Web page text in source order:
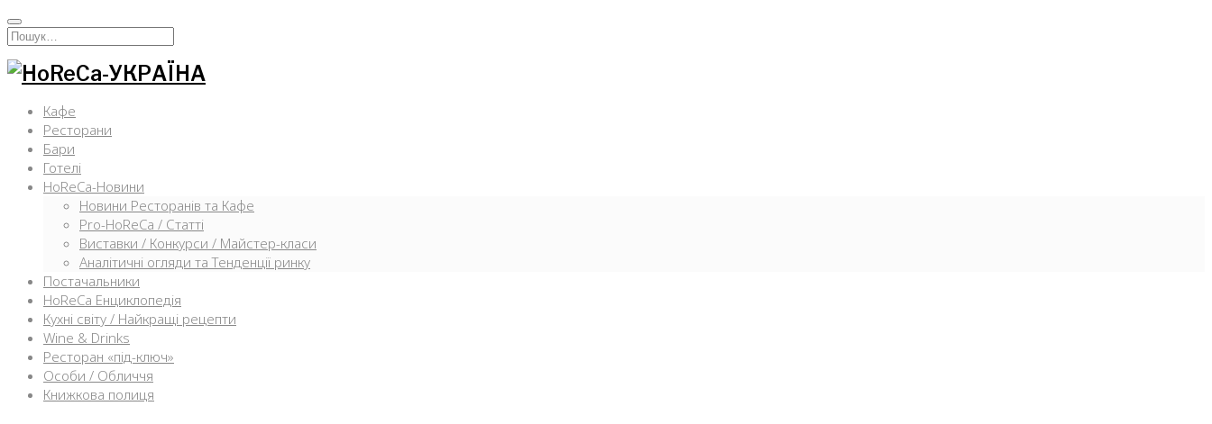
Перейти
кИскать:
Кафе
Ресторани
Бари
Готелі
HoReCa-Новини
Новини Ресторанів та Кафе
Pro-HoReCa / Статті
Виставки / Конкурси / Майстер-класи
Аналітичні огляди та Тенденції ринку
Постачальники
HoReCa Енциклопедія
Кухні світу / Найкращі рецепти
Wine & Drinks
Ресторан «під-ключ»
Особи / Обличчя
Книжкова полиця